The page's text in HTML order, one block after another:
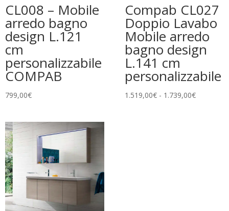
CL008 – Mobile
arredo bagno
design L.121
cm
personalizzabile
COMPAB
799,00€
Compab CL027
Doppio Lavabo
Mobile arredo
bagno design
L.141 cm
personalizzabile
1.519,00€ - 1.739,00€Fascia